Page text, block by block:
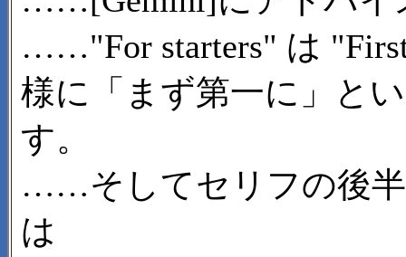
……"For starters" は
様に「まず第一に」と
す。
……そしてセリフの後
は